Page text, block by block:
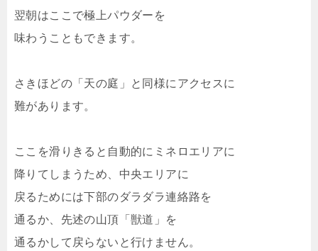
翌朝はここで極上パウダーを
味わうこともできます。
さきほどの「天の庭」と同様にアクセスに
難があります。
ここを滑りきると自動的にミネロエリアに
降りてしまうため、中央エリアに
戻るためには下部のダラダラ連絡路を
通るか、先述の山頂「獣道」を
通るかして戻らないと行けません。